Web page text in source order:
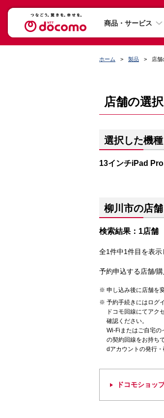
商品・サービス
ホーム 製品 店舗
店舗の選択
選択した機
13インチiPad
柳川市の店
検索結果：1店舗
全1件中1件目を表
予約申込する店舗/
申し込み後に店舗を
予約手続きにはログ
ドコモ回線にてアク
確認ください。
Wi-Fiまたはご自宅の
の契約回線をお持ち
dアカウントの発行・
ドコモショッ